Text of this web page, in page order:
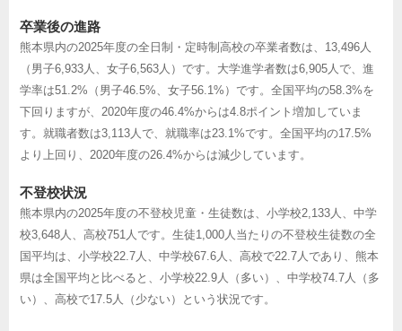
卒業後の進路
熊本県内の2025年度の全日制・定時制高校の卒業者数は、13,496人
（男子6,933人、女子6,563人）です。大学進学者数は6,905人で、進
学率は51.2%（男子46.5%、女子56.1%）です。全国平均の58.3%を
下回りますが、2020年度の46.4%からは4.8ポイント増加していま
す。就職者数は3,113人で、就職率は23.1%です。全国平均の17.5%
より上回り、2020年度の26.4%からは減少しています。
不登校状況
熊本県内の2025年度の不登校児童・生徒数は、小学校2,133人、中学
校3,648人、高校751人です。生徒1,000人当たりの不登校生徒数の全
国平均は、小学校22.7人、中学校67.6人、高校で22.7人であり、熊本
県は全国平均と比べると、小学校22.9人（多い）、中学校74.7人（多
い）、高校で17.5人（少ない）という状況です。